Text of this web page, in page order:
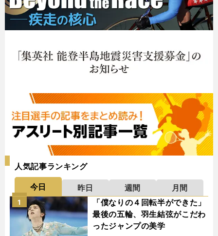
人気記事ランキング
今日 昨日 週間
月間
「僕なりの４回転半ができた」
最後の五輪、羽生結弦がこだわ
ったジャンプの美学
1